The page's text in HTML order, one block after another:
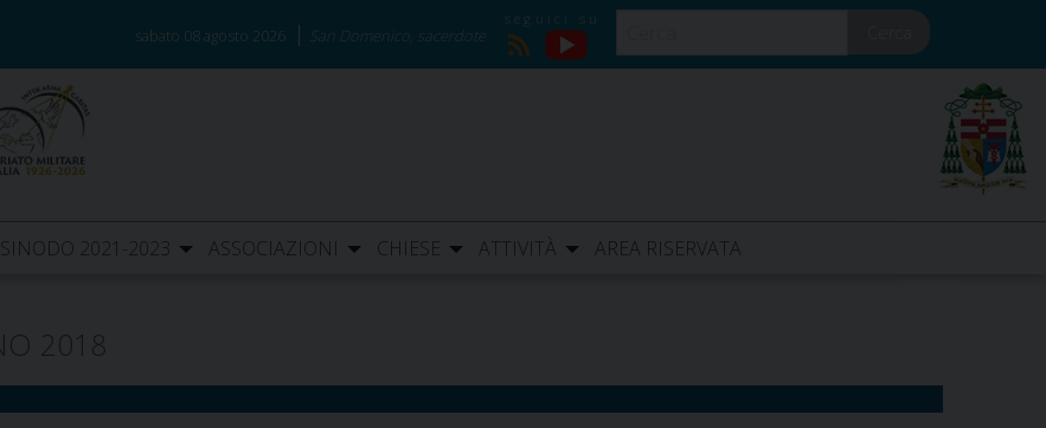
sabato 08 agosto 2026 San Domenico, sacerdote
RSS
YouTube
SINODO 2021-2023 ASSOCIAZIONI CHIESE ATTIVITÀ AREA RISERVATA